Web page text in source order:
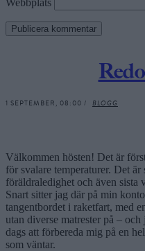
1 SEPTEMBER, 08:00 / BLOGG
Välkommen hösten! Det är
för svalare temperaturer. Det är
föräldraledighet och även sista
Snart sitter jag där på min
tangentbordet i raketfart, med
utan diverse matrester på –
dags att förbereda mig på en
som väntar.